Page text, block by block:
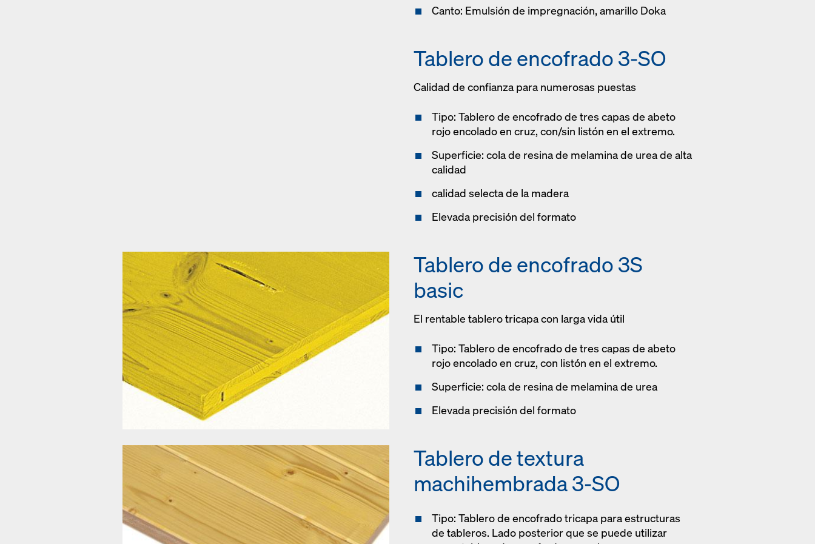
Canto: Emulsión de impregnación, amarillo Doka
Tablero de encofrado 3-SO
Calidad de confianza para numerosas puestas
Tipo: Tablero de encofrado de tres capas de abeto
rojo encolado en cruz, con/sin listón en el extremo.
Superficie: cola de resina de melamina de urea de alta
calidad
calidad selecta de la madera
Elevada precisión del formato
Tablero de encofrado 3S
basic
El rentable tablero tricapa con larga vida útil
Tipo: Tablero de encofrado de tres capas de abeto
rojo encolado en cruz, con listón en el extremo.
Superficie: cola de resina de melamina de urea
Elevada precisión del formato
Tablero de textura
machihembrada3-SO
Tipo: Tablero de encofrado tricapa para estructuras
de tableros. Lado posterior que se puede utilizar